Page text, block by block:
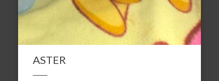
ASTER